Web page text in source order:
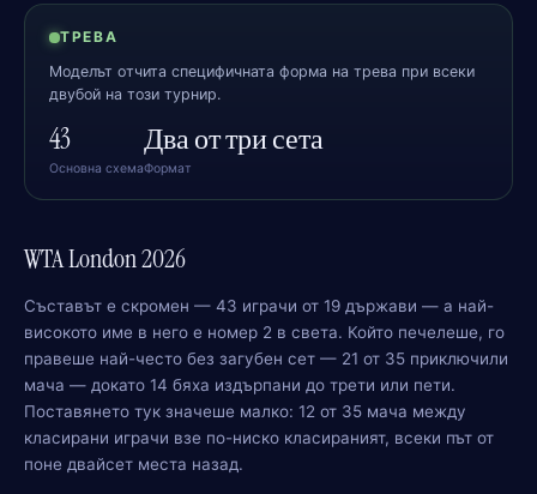
ТРЕВА
Моделът отчита специфичната форма на трева при всеки
двубой на този турнир.
43
Основна схема
Два от три сета
Формат
WTA London 2026
Съставът е скромен — 43 играчи от 19 държави — а най-
високото име в него е номер 2 в света. Който печелеше, го
правеше най-често без загубен сет — 21 от 35 приключили
мача — докато 14 бяха издърпани до трети или пети.
Поставянето тук значеше малко: 12 от 35 мача между
класирани играчи взе по-ниско класираният, всеки път от
поне двайсет места назад.